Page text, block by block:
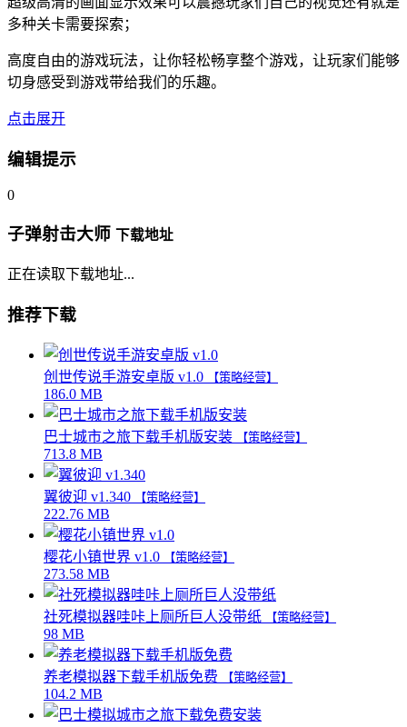
多种关卡需要探索；
高度自由的游戏玩法，让你轻松畅享整个游戏，让玩家们能够
切身感受到游戏带给我们的乐趣。
点击展开
编辑提示
0
子弹射击大师 下载地址
正在读取下载地址...
推荐下载
创世传说手游安卓版 v1.0 【策略经营】
186.0 MB
巴士城市之旅下载手机版安装 【策略经营】
713.8 MB
翼彼迎 v1.340 【策略经营】
222.76 MB
樱花小镇世界 v1.0 【策略经营】
273.58 MB
社死模拟器哇咔上厕所巨人没带纸 【策略经营】
98 MB
养老模拟器下载手机版免费 【策略经营】
104.2 MB